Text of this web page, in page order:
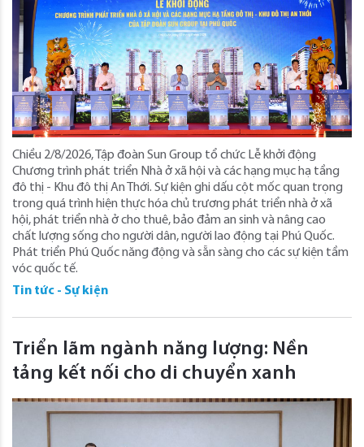
Chiều 2/8/2026, Tập đoàn Sun Group tổ chức Lễ khởi động
Chương trình phát triển Nhà ở xã hội và các hạng mục hạ tầng
đô thị - Khu đô thị An Thới. Sự kiện ghi dấu cột mốc quan trọng
trong quá trình hiện thực hóa chủ trương phát triển nhà ở xã
hội, phát triển nhà ở cho thuê, bảo đảm an sinh và nâng cao
chất lượng sống cho người dân, người lao động tại Phú Quốc.
Phát triển Phú Quốc năng động và sẵn sàng cho các sự kiện tầm
vóc quốc tế.
Tin tức - Sự kiện
Triển lãm ngành năng lượng: Nền
tảng kết nối cho di chuyển xanh